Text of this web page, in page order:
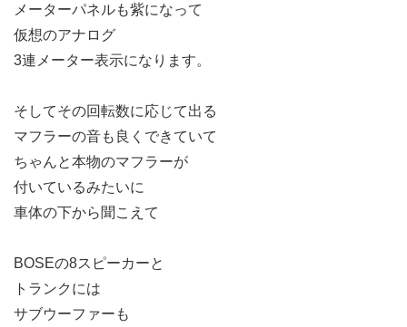
メーターパネルも紫になって
仮想のアナログ
3連メーター表示になります。
そしてその回転数に応じて出る
マフラーの音も良くできていて
ちゃんと本物のマフラーが
付いているみたいに
車体の下から聞こえて
BOSEの8スピーカーと
トランクには
サブウーファーも